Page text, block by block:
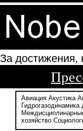
За достижения,
Авиация Акустика
Гидрогазодинамика
хозяйство